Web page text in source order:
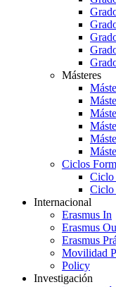
Másteres
Ciclos
Ciclo
Ciclo
Internacional
Erasmus In
Erasmus
Erasmus
Movilidad
Policy
Investigación